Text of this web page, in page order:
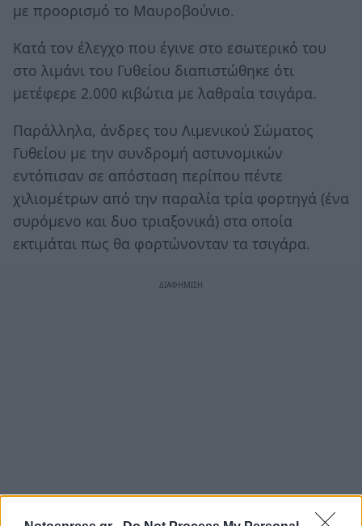
με προορισμό το Μαυροβούνιο.
Κατά τον έλεγχο που έγινε στο εσωτερικό του
στο λιμάνι του Γυθείου διαπιστώθηκε ότι
μετέφερε 2.000 κιβώτια με λαθραία τσιγάρα.
Παράλληλα, άνδρες του Λιμενικού Σώματος
Γυθείου με την συνδρομή αστυνομικών
εντόπισαν σε απόσταση περίπου πέντε
χιλιομέτρων από την παραλία τρία φορτηγά (ένα
συρόμενο και δυο τριαξονικά) στα οποία
εκτιμάται πως θα φορτώνονταν τα τσιγάρα.